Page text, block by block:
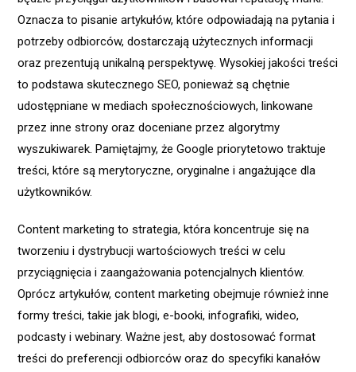
Oznacza to pisanie artykułów, które odpowiadają na pytania i
potrzeby odbiorców, dostarczają użytecznych informacji
oraz prezentują unikalną perspektywę. Wysokiej jakości treści
to podstawa skutecznego SEO, ponieważ są chętnie
udostępniane w mediach społecznościowych, linkowane
przez inne strony oraz doceniane przez algorytmy
wyszukiwarek. Pamiętajmy, że Google priorytetowo traktuje
treści, które są merytoryczne, oryginalne i angażujące dla
użytkowników.
Content marketing to strategia, która koncentruje się na
tworzeniu i dystrybucji wartościowych treści w celu
przyciągnięcia i zaangażowania potencjalnych klientów.
Oprócz artykułów, content marketing obejmuje również inne
formy treści, takie jak blogi, e-booki, infografiki, wideo,
podcasty i webinary. Ważne jest, aby dostosować format
treści do preferencji odbiorców oraz do specyfiki kanałów